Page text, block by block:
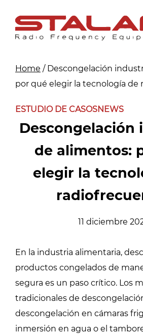
content
Home / Descongelación
por qué elegir la tecnología de
ESTUDIO DE CASOSNEWS
Descongelación
de alimentos:
elegir la
11 diciembre
En la industria alimentaria,
productos congelados de
segura es un paso crítico. Los
tradicionales de
descongelación en cámaras
inmersión en agua o el